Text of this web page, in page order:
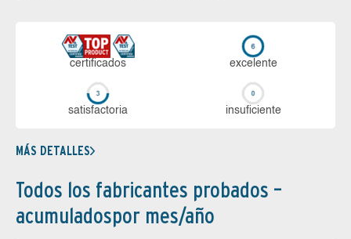
certi­ficados ex­ce­len­te
sa­tis­fac­to­ria in­su­fi­cien­te
MÁS DETALLES
Todos los fabricantes probados –
acumuladospor mes/año